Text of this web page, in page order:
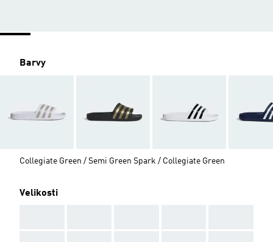
Barvy
Collegiate Green / Semi Green Spark / Collegiate Green
Velikosti